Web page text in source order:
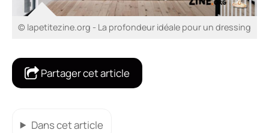
© lapetitezine.org - La profondeur idéale pour un dressing
Partager cet article
Dans cet article